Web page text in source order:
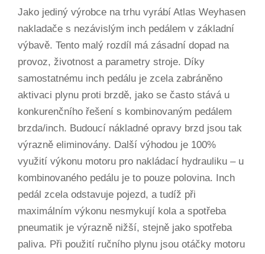
Jako jediný výrobce na trhu vyrábí Atlas Weyhasen
nakladače s nezávislým inch pedálem v základní
výbavě. Tento malý rozdíl má zásadní dopad na
provoz, životnost a parametry stroje. Díky
samostatnému inch pedálu je zcela zabráněno
aktivaci plynu proti brzdě, jako se často stává u
konkurenčního řešení s kombinovaným pedálem
brzda/inch. Budoucí nákladné opravy brzd jsou tak
výrazně eliminovány. Další výhodou je 100%
využití výkonu motoru pro nakládací hydrauliku – u
kombinovaného pedálu je to pouze polovina. Inch
pedál zcela odstavuje pojezd, a tudíž při
maximálním výkonu nesmykují kola a spotřeba
pneumatik je výrazně nižší, stejně jako spotřeba
paliva. Při použití ručního plynu jsou otáčky motoru